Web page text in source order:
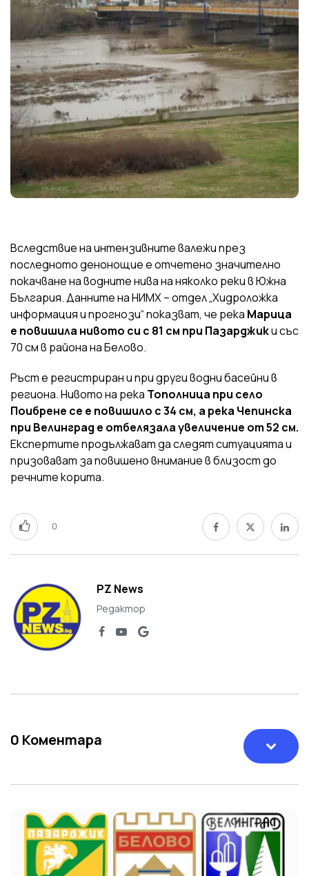
Вследствие на интензивните валежи през
последното денонощие е отчетено значително
покачване на водните нива на няколко реки в Южна
България. Данните на НИМХ – отдел „Хидроложка
информация и прогнози“ показват, че река Марица
е повишила нивото си с 81 см при Пазарджики със
70 см в района на Белово.
Ръст е регистриран и при други водни басейни в
региона. Нивото на река Тополница при село
Поибрене се е повишило с 34 см, а река Чепинска
при Велинград е отбелязала увеличение от 52 см.
Експертите продължават да следят ситуацията и
призовават за повишено внимание в близост до
речните корита.
0
PZ News
Редактор
0 Коментара